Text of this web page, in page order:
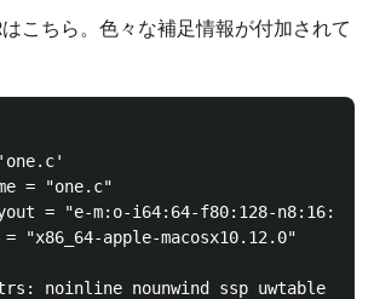
こちら。色々な補足情報が付加されて
= "one.c"
= "e-m:o-i64:64-f80:128-
apple-macosx10.12.0"
noinline nounwind ssp uwtable